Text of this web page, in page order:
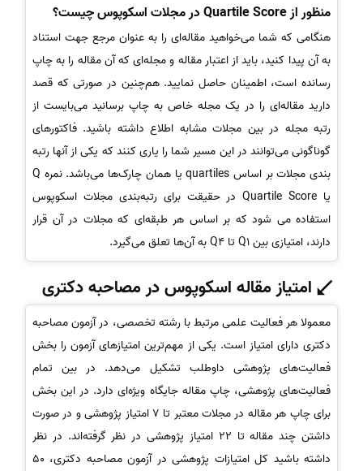
منظور از Quartile Score در مجلات اسکوپوس چیست؟
هنگامی که شما می‌خواهید مقاله‌ای را به عنوان مرجع جهت استناد
به آن پیدا کنید، باید از اعتبار مقاله و مجله‌ای که آن مقاله را به چاپ
رسانده است، اطمینان حاصل نمایید. هم‌چنین در صورتی که قصد
دارید مقاله‌ای را در یک مجله خاص به چاپ برسانید می‌بایست از
رتبه مجله در بین مجلات مشابه اطلاع داشته باشید. فاکتورهای
گوناگونی می‌توانند در این مسیر شما را یاری کنند که یکی از آنها رتبه‌
بندی مجلات بر اساس quartiles یا همان چارک‌ها می‌باشد. نمره Q
یا Quartile Score در حقیقت برای رتبه‌بندی مجلات اسکوپوس
استفاده می شود که بر اساس هر طبقه‌ای که مجلات در آن قرار
دارند، امتیازی بین Q1 تا Q4 به آن‌ها تعلق می‌گیرد.
امتیاز مقاله اسکوپوس در مصاحبه دکتری
معمولا هر فعالیت علمی مرتبط با رشته تخصصی، در آزمون مصاحبه
دکتری دارای امتیاز است. یکی از مهم‌ترین امتیازهای آزمون را بخش
فعالیت‌های پژوهشی داوطلب تشکیل می‌دهد. در بین تمام
فعالیت‌های پژوهشی، چاپ مقاله جایگاه ویژه‌ای دارد. در این بخش
برای چاپ هر مقاله در مجلات معتبر تا 7 امتیاز پژوهشی و در صورت
داشتن چند مقاله تا 22 امتیاز پژوهشی در نظر گرفته‌اند. در نظر
داشته باشید کل امتیازات پژوهشی در آزمون مصاحبه دکتری، 50